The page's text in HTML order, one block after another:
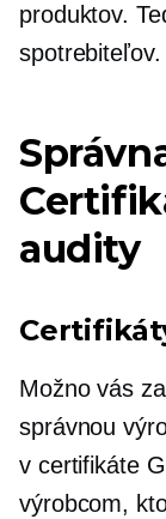
produktov.
spotrebiteľov.
audity
Možno vás
správnou
v certifikáte
výrobcom,